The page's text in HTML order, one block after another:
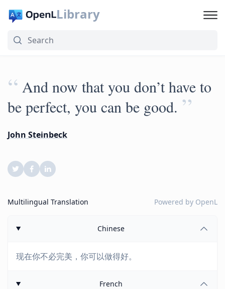
Library
“ And now that you don’t have to
be perfect, you can be good. ”
John Steinbeck
Multilingual Translation Powered by OpenL
Chinese
现在你不必完美，你可以做得好。
French